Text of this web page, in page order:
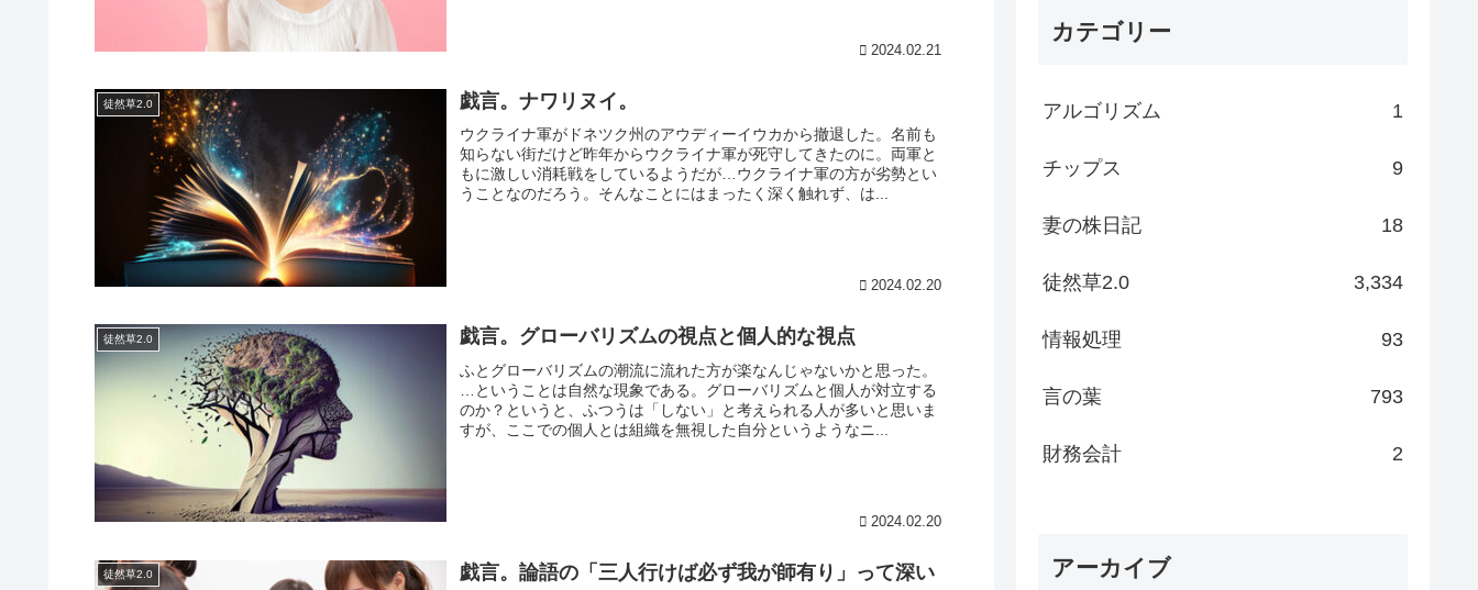
2024.02.21
徒然草2.0 戯言。ナワリヌイ。
ウクライナ軍がドネツク州のアウディーイウカから撤退した。名前も
知らない街だけど昨年からウクライナ軍が死守してきたのに。両軍と
もに激しい消耗戦をしているようだが…ウクライナ軍の方が劣勢とい
うことなのだろう。そんなことにはまったく深く触れず、は...
2024.02.20
徒然草2.0 戯言。グローバリズムの視点と個人的な視点
ふとグローバリズムの潮流に流れた方が楽なんじゃないかと思った。
…ということは自然な現象である。グローバリズムと個人が対立する
のか？というと、ふつうは「しない」と考えられる人が多いと思いま
すが、ここでの個人とは組織を無視した自分というようなニ...
2024.02.20
徒然草2.0 戯言。論語の「三人行けば必ず我が師有り」って深い
カテゴリー
アルゴリズム 1
チップス 9
妻の株日記 18
徒然草2.0 3,334
情報処理 93
言の葉 793
財務会計 2
アーカイブ